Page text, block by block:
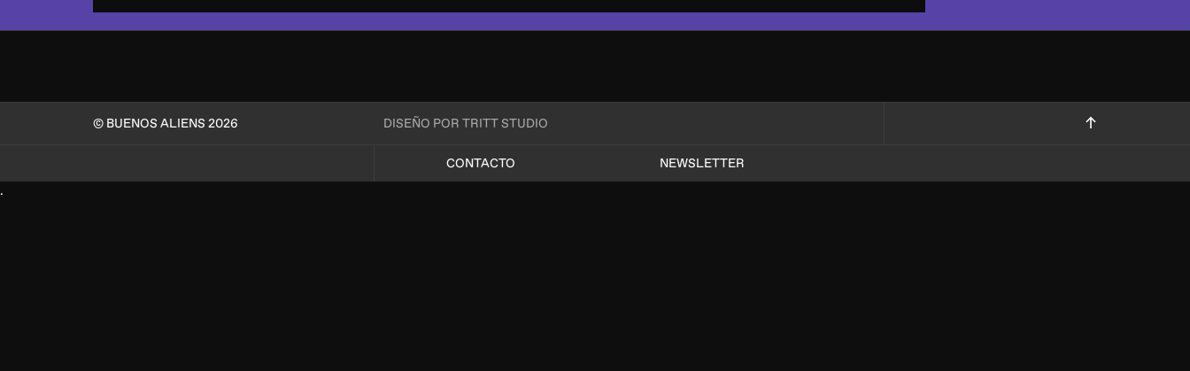
© BUENOS ALIENS 2026 DISEÑO POR TRITT STUDIO
CONTACTO
NEWSLETTER
.